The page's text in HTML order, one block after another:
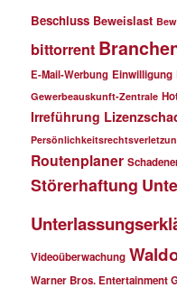
Beschluss Beweislast
bittorrent
E-Mail-Werbung Einwilligung
Gewerbeauskunft-Zentrale
Irreführung
Routenplaner
Störerhaftung
Videoüberwachung
Warner Bros. Entertainment